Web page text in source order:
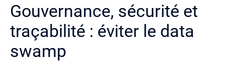
Gouvernance, sécurité et
traçabilité : éviter le data
swamp